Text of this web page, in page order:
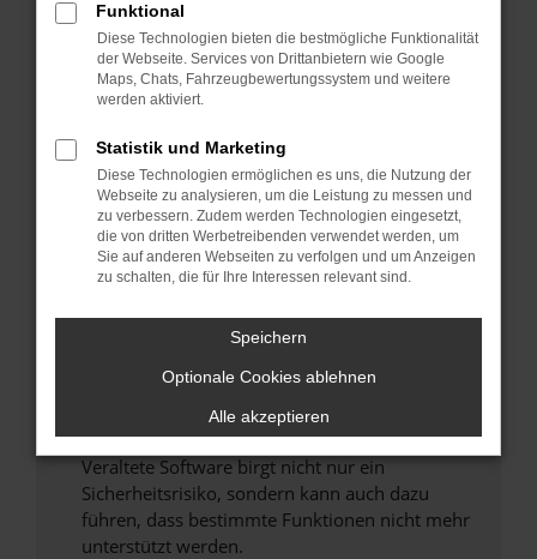
Überprüfe deine Firewall und deine
Internetverbindung.
Laden andere Webseiten, zum Beispiel deine
Suchmaschine?
Manche Erweiterungen, wie Werbeblocker,
können das Laden bestimmter Seiten
verhindern. Funktioniert die Seite in einem
anderen Browser oder in einem privaten
Fenster?
Das kann manchmal helfen, vorübergehende
Probleme zu beheben.
Stelle sicher, dass dein Browser und dein
Betriebssystem auf dem neuesten Stand
sind.
Veraltete Software birgt nicht nur ein
Sicherheitsrisiko, sondern kann auch dazu
führen, dass bestimmte Funktionen nicht mehr
unterstützt werden.
Funktional
Diese Technologien bieten die bestmögliche Funktionalität
der Webseite. Services von Drittanbietern wie Google
Maps, Chats, Fahrzeugbewertungssystem und weitere
werden aktiviert.
Statistik und Marketing
Diese Technologien ermöglichen es uns, die Nutzung der
Webseite zu analysieren, um die Leistung zu messen und
zu verbessern. Zudem werden Technologien eingesetzt,
die von dritten Werbetreibenden verwendet werden, um
Sie auf anderen Webseiten zu verfolgen und um Anzeigen
zu schalten, die für Ihre Interessen relevant sind.
Speichern
Optionale Cookies ablehnen
Alle akzeptieren